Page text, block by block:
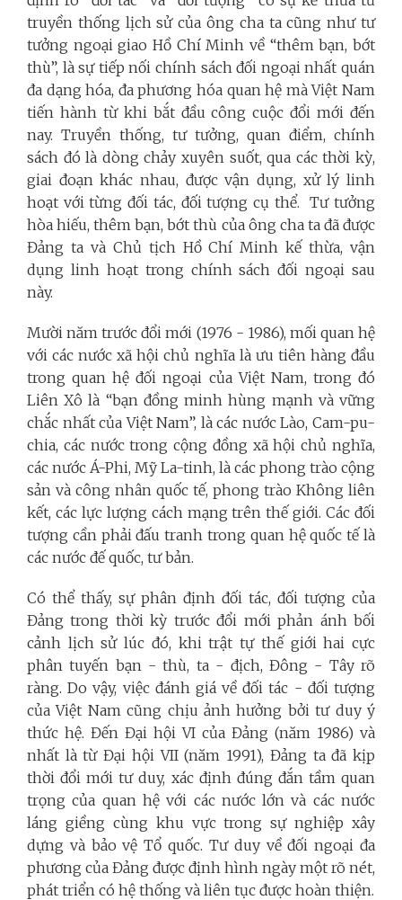
truyền thống lịch sử của ông cha ta cũng như tư
tưởng ngoại giao Hồ Chí Minh về “thêm bạn, bớt
thù”, là sự tiếp nối chính sách đối ngoại nhất quán
đa dạng hóa, đa phương hóa quan hệ mà Việt Nam
tiến hành từ khi bắt đầu công cuộc đổi mới đến
nay. Truyền thống, tư tưởng, quan điểm, chính
sách đó là dòng chảy xuyên suốt, qua các thời kỳ,
giai đoạn khác nhau, được vận dụng, xử lý linh
hoạt với từng đối tác, đối tượng cụ thể. Tư tưởng
hòa hiếu, thêm bạn, bớt thù của ông cha ta đã được
Đảng ta và Chủ tịch Hồ Chí Minh kế thừa, vận
dụng linh hoạt trong chính sách đối ngoại sau
này.
Mười năm trước đổi mới (1976 - 1986), mối quan hệ
với các nước xã hội chủ nghĩa là ưu tiên hàng đầu
trong quan hệ đối ngoại của Việt Nam, trong đó
Liên Xô là “bạn đồng minh hùng mạnh và vững
chắc nhất của Việt Nam”, là các nước Lào, Cam-pu-
chia, các nước trong cộng đồng xã hội chủ nghĩa,
các nước Á-Phi, Mỹ La-tinh, là các phong trào cộng
sản và công nhân quốc tế, phong trào Không liên
kết, các lực lượng cách mạng trên thế giới. Các đối
tượng cần phải đấu tranh trong quan hệ quốc tế là
các nước đế quốc, tư bản.
Có thể thấy, sự phân định đối tác, đối tượng của
Đảng trong thời kỳ trước đổi mới phản ánh bối
cảnh lịch sử lúc đó, khi trật tự thế giới hai cực
phân tuyến bạn - thù, ta - địch, Đông - Tây rõ
ràng. Do vậy, việc đánh giá về đối tác - đối tượng
của Việt Nam cũng chịu ảnh hưởng bởi tư duy ý
thức hệ. Đến Đại hội VI của Đảng (năm 1986) và
nhất là từ Đại hội VII (năm 1991), Đảng ta đã kịp
thời đổi mới tư duy, xác định đúng đắn tầm quan
trọng của quan hệ với các nước lớn và các nước
láng giềng cùng khu vực trong sự nghiệp xây
dựng và bảo vệ Tổ quốc. Tư duy về đối ngoại đa
phương của Đảng được định hình ngày một rõ nét,
phát triển có hệ thống và liên tục được hoàn thiện.